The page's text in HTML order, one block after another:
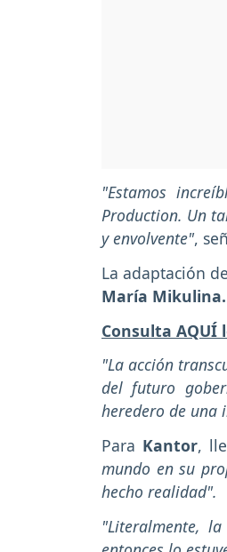
"Estamos
Production. Un
y envolvente",
La adaptación
María Mikulina.
Consulta AQUÍ
"La acción
del futuro
heredero de una
Para Kantor,
mundo en su
hecho realidad".
"Literalmente,